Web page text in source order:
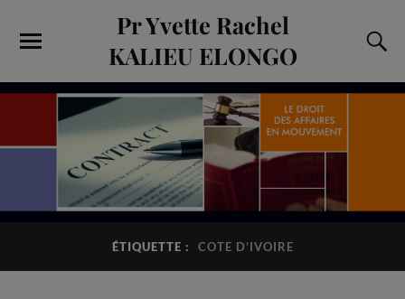
Pr Yvette Rachel
KALIEU ELONGO
ÉTIQUETTE : COTE D’IVOIRE